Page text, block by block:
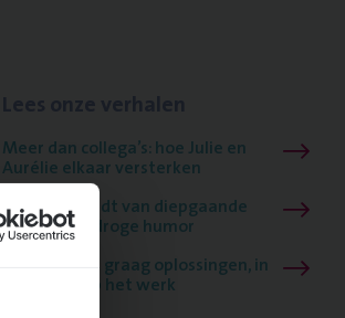
Meer dan collega’s: hoe Julie en
Aurélie elkaar versterken
Mathias houdt van diepgaande
dossiers én droge humor
Thalia zoekt graag oplossingen, in
games én op het werk